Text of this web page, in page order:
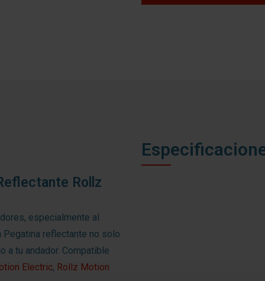
Rollz
especialmente al
reflectante no solo
a tu andador. Compatible
Electric, Rollz Motion